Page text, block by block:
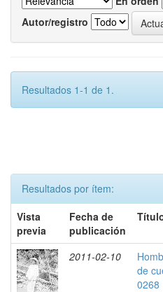
Autor/registro
Resultados 1-1 de 1.
Resultados por ítem:
Vista
previa
Fecha de
publicación
2011-02-10
de
0268